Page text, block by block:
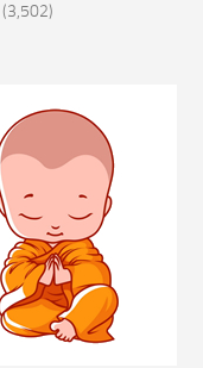
(3,502)